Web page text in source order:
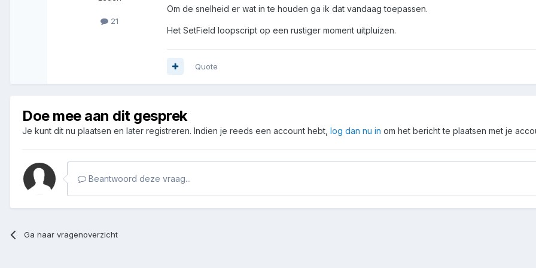
21
Om de snelheid er wat in te houden ga ik dat vandaag toepassen.
Het SetField loopscript op een rustiger moment uitpluizen.
Quote
Doe mee aan dit gesprek
Je kunt dit nu plaatsen en later registreren. Indien je reeds een account hebt, log dan nu in om het bericht te plaatsen met je
Beantwoord deze vraag...
Ga naar vragenoverzicht